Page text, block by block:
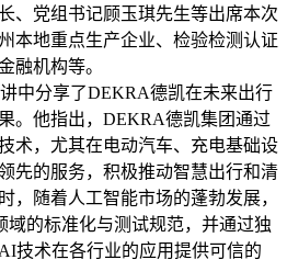
、党组书记顾玉琪先生等出席本次
本地重点生产企业、检验检测认证
融机构等。
中分享了DEKRA德凯在未来出行
。他指出，DEKRA德凯集团通过
术，尤其在电动汽车、充电基础设
先的服务，积极推动智慧出行和清
，随着人工智能市场的蓬勃发展，
的标准化与测试规范，并通过独
技术在各行业的应用提供可信的